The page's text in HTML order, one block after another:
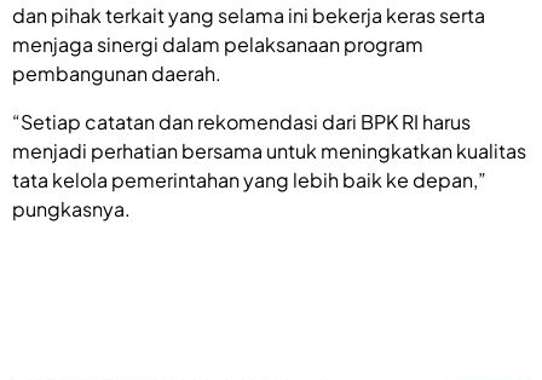
dan pihak terkait yang selama ini bekerja keras serta
menjaga sinergi dalam pelaksanaan program
pembangunan daerah.
“Setiap catatan dan rekomendasi dari BPK RI harus
menjadi perhatian bersama untuk meningkatkan kualitas
tata kelola pemerintahan yang lebih baik ke depan,”
pungkasnya.